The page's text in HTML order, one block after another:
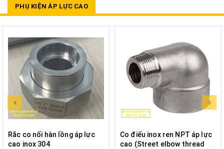
PHỤ KIỆN ÁP LỰC CAO
Rắc co nối hàn lồng áp lực
cao inox 304
Co điếu inox ren NPT áp lực
cao (Street elbow thread